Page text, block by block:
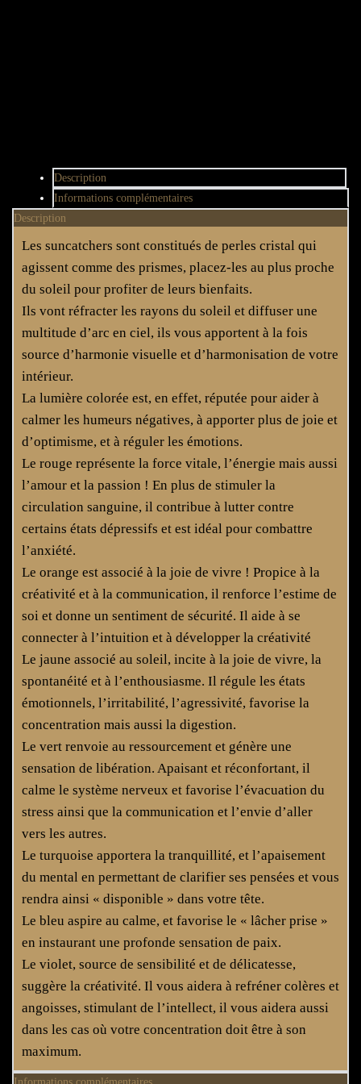
Description
Informations complémentaires
Description
Les suncatchers sont constitués de perles cristal qui
agissent comme des prismes, placez-les au plus proche
du soleil pour profiter de leurs bienfaits.
Ils vont réfracter les rayons du soleil et diffuser une
multitude d’arc en ciel, ils vous apportent à la fois
source d’harmonie visuelle et d’harmonisation de votre
intérieur.
La lumière colorée est, en effet, réputée pour aider à
calmer les humeurs négatives, à apporter plus de joie et
d’optimisme, et à réguler les émotions.
Le rouge représente la force vitale, l’énergie mais aussi
l’amour et la passion ! En plus de stimuler la
circulation sanguine, il contribue à lutter contre
certains états dépressifs et est idéal pour combattre
l’anxiété.
Le orange est associé à la joie de vivre ! Propice à la
créativité et à la communication, il renforce l’estime de
soi et donne un sentiment de sécurité. Il aide à se
connecter à l’intuition et à développer la créativité
Le jaune associé au soleil, incite à la joie de vivre, la
spontanéité et à l’enthousiasme. Il régule les états
émotionnels, l’irritabilité, l’agressivité, favorise la
concentration mais aussi la digestion.
Le vert renvoie au ressourcement et génère une
sensation de libération. Apaisant et réconfortant, il
calme le système nerveux et favorise l’évacuation du
stress ainsi que la communication et l’envie d’aller
vers les autres.
Le turquoise apportera la tranquillité, et l’apaisement
du mental en permettant de clarifier ses pensées et vous
rendra ainsi « disponible » dans votre tête.
Le bleu aspire au calme, et favorise le « lâcher prise »
en instaurant une profonde sensation de paix.
Le violet, source de sensibilité et de délicatesse,
suggère la créativité. Il vous aidera à refréner colères et
angoisses, stimulant de l’intellect, il vous aidera aussi
dans les cas où votre concentration doit être à son
maximum.